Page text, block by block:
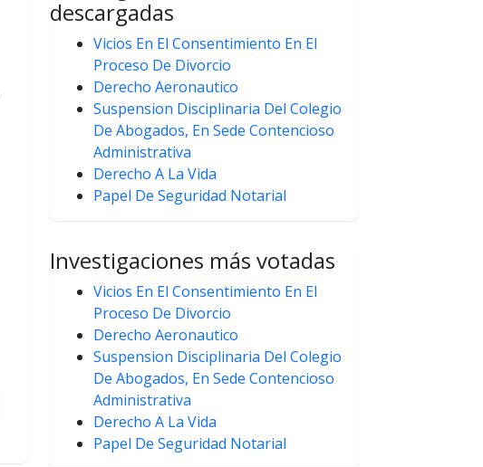
descargadas
Vicios En El Consentimiento En El
Proceso De Divorcio
Derecho Aeronautico
Suspension Disciplinaria Del Colegio
De Abogados, En Sede Contencioso
Administrativa
Derecho A La Vida
Papel De Seguridad Notarial
Investigaciones más votadas
Vicios En El Consentimiento En El
Proceso De Divorcio
Derecho Aeronautico
Suspension Disciplinaria Del Colegio
De Abogados, En Sede Contencioso
Administrativa
Derecho A La Vida
Papel De Seguridad Notarial